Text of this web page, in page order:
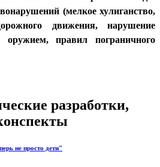
(мелкое хулиганство,
движения, нарушение
правил пограничного
разработки,
не просто дети"